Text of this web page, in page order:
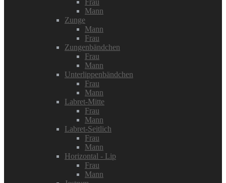
Frau
Mann
Zunge
Mann
Frau
Zungenbändchen
Frau
Mann
Unterlippenbändchen
Frau
Mann
Labret-Mitte
Frau
Mann
Labret-Seitlich
Frau
Mann
Horizontal - Lip
Frau
Mann